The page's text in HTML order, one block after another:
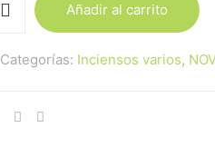
Añadir al carrito
Categorías: Inciensos varios,